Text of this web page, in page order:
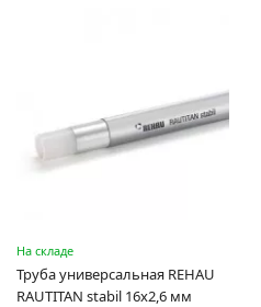
На складе
Труба универсальная REHAU
RAUTITAN stabil 16х2,6 мм